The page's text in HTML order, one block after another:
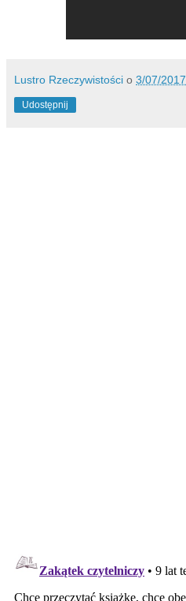
Lustro Rzeczywistości o 3/07/2017
Udostępnij